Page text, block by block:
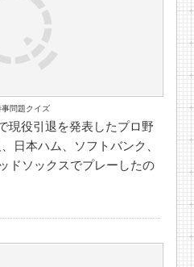
問題クイズ
現役引退を発表したプロ野
日本ハム、ソフトバンク、
ドソックスでプレーしたの